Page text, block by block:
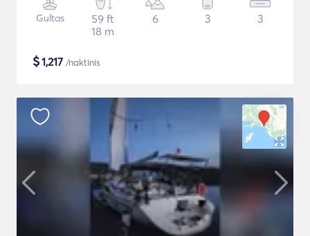
Gultas
59 ft
18 m
6 3 3
$1,217 /naktinis